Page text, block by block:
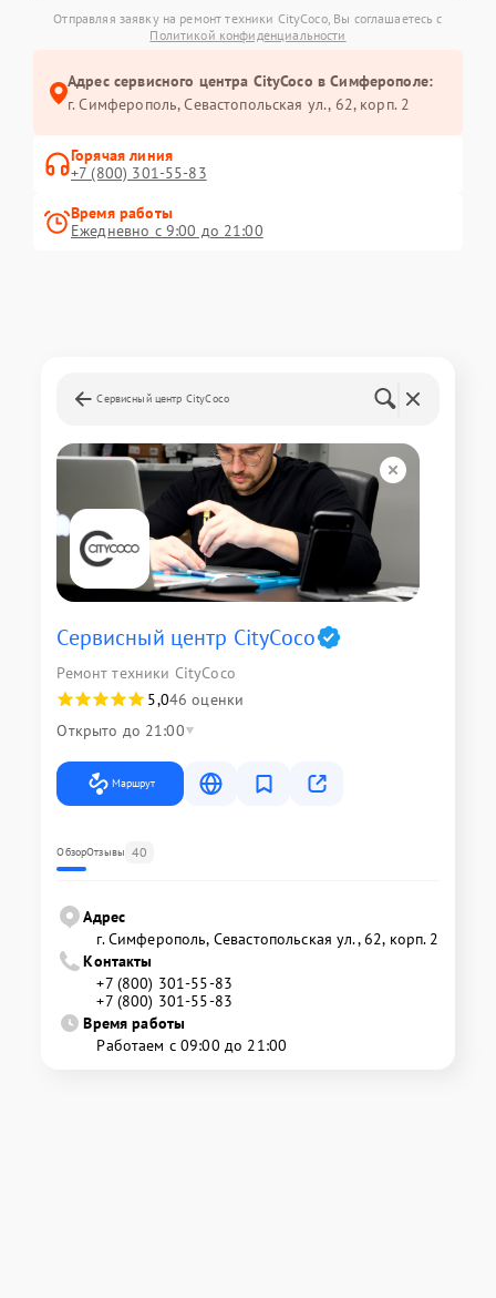
Отправляя заявку на ремонт техники CityCoco, Вы соглашаетесь с
Политикой конфиденциальности
Адрес сервисного центра CityCoco в Симферополе:
г. Симферополь, Севастопольская ул., 62, корп. 2
Горячая линия
+7 (800) 301-55-83
Время работы
Ежедневно с 9:00 до 21:00
Сервисный центр CityCoco
Сервисный центр CityCoco
Ремонт техники CityCoco
5,046 оценки
Открыто до 21:00
Маршрут
ОбзорОтзывы 40
Адрес
г. Симферополь, Севастопольская ул., 62, корп. 2
Контакты
+7 (800) 301-55-83
+7 (800) 301-55-83
Время работы
Работаем с 09:00 до 21:00